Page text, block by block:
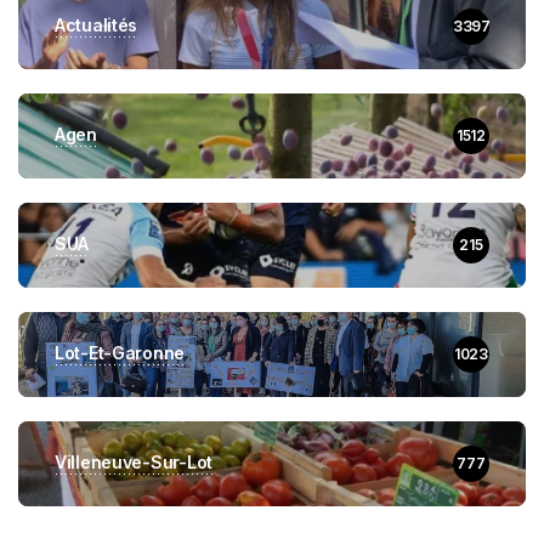
Actualités 3397
Agen 1512
SUA 215
Lot-Et-Garonne 1023
Villeneuve-Sur-Lot 777